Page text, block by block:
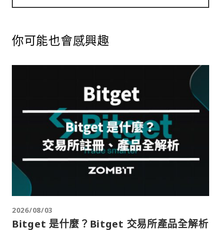
你可能也會感興趣
2026/08/03
Bitget 是什麼？Bitget 交易所產品全解析